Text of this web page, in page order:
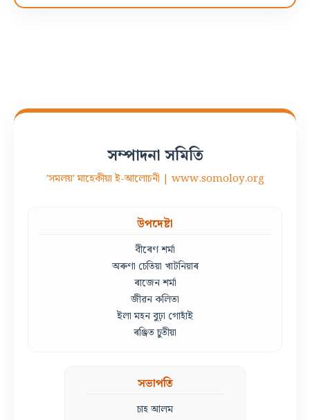
সম্পাদনা সমিতি
'সমলয়' মাহেকীয়া ই-আলোচনী | www.somoloy.org
উপদেষ্টা
বীৰেণ শৰ্মা
অৰুণা চেতিয়া খাটনিয়াৰ
ৰাজেন শৰ্মা
জীৱন কলিতা
ইলা মহন বুঢ়া গোহাঁই
ৰঞ্জিত চুতীয়া
সভাপতি
চাহ আলম